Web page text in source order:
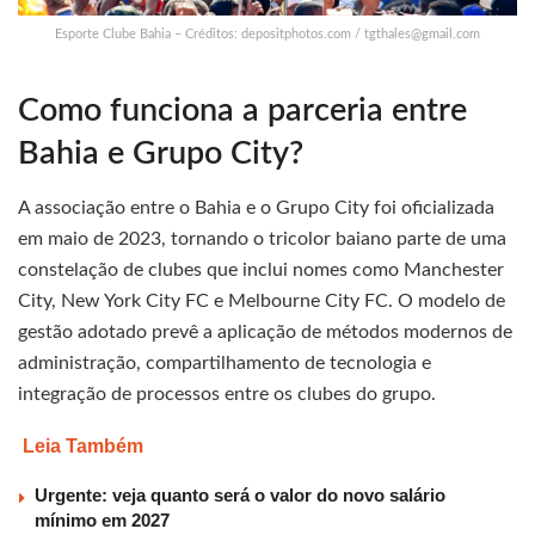
Esporte Clube Bahia – Créditos: depositphotos.com / tgthales@gmail.com
Como funciona a parceria entre
Bahia e Grupo City?
A associação entre o Bahia e o Grupo City foi oficializada
em maio de 2023, tornando o tricolor baiano parte de uma
constelação de clubes que inclui nomes como Manchester
City, New York City FC e Melbourne City FC. O modelo de
gestão adotado prevê a aplicação de métodos modernos de
administração, compartilhamento de tecnologia e
integração de processos entre os clubes do grupo.
Leia Também
Urgente: veja quanto será o valor do novo salário
mínimo em 2027